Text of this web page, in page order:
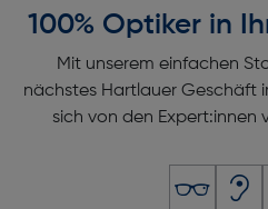
Belichtungstyp:
Blendenautomatik AE
Teilweise, Spot
100% Optiker in
Mit unserem einfachen
nächstes Hartlauer Geschäft
sich von den Expert:innen